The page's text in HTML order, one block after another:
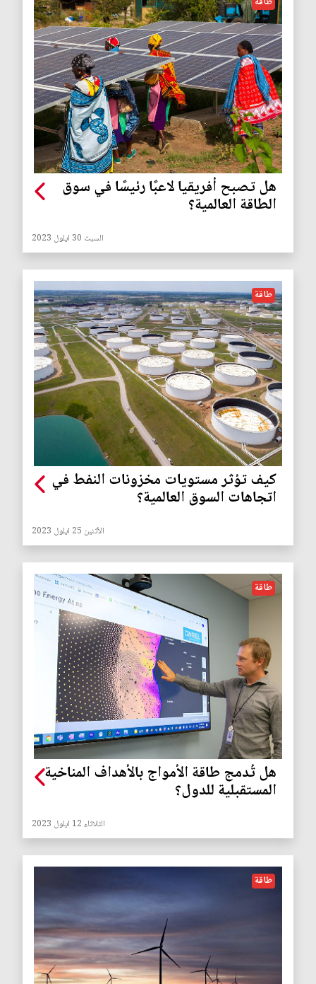
هل تصبح أفريقيا لاعبًا رئيسًا في سوق
الطاقة العالمية؟
السبت 30 ايلول 2023
طاقة
كيف تؤثر مستويات مخزونات النفط في
اتجاهات السوق العالمية؟
الأثنين 25 ايلول 2023
طاقة
هل تُدمج طاقة الأمواج بالأهداف المناخية
المستقبلية للدول؟
الثلاثاء 12 ايلول 2023
طاقة